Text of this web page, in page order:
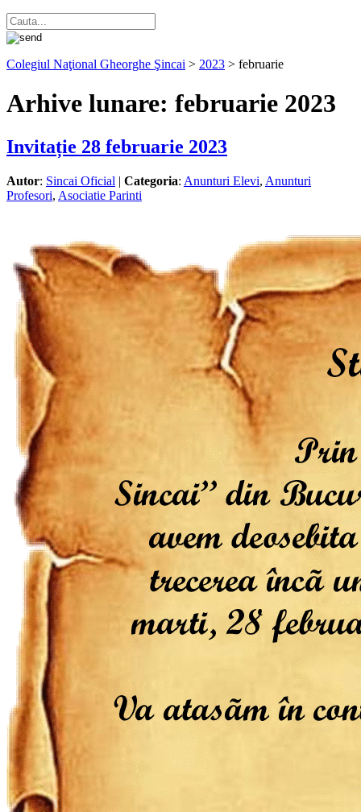
Colegiul Naţional Gheorghe Şincai > 2023 > februarie
Arhive lunare: februarie 2023
Invitație 28 februarie 2023
Autor: Sincai Oficial | Categoria: Anunturi Elevi, Anunturi
Profesori, Asociatie Parinti